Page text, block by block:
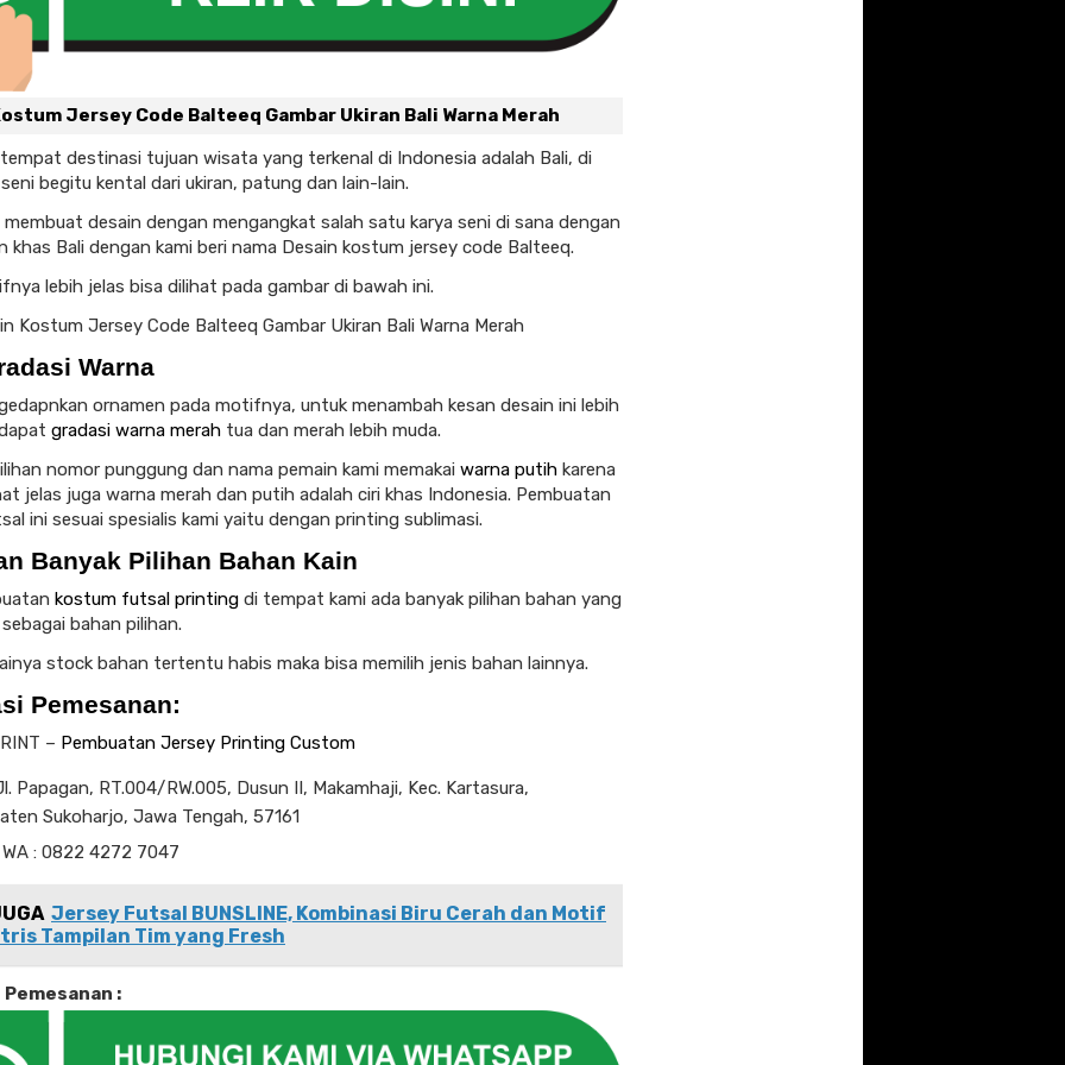
Jersey Code Balteeq Gambar Ukiran Bali Warna Merah
destinasi tujuan wisata yang terkenal di Indonesia adalah Bali, di
begitu kental dari ukiran, patung dan lain-lain.
membuat desain dengan mengangkat salah satu karya seni di sana dengan
khas Bali dengan kami beri nama Desain kostum jersey code Balteeq.
lebih jelas bisa dilihat pada gambar di bawah ini.
Warna
ornamen pada motifnya, untuk menambah kesan desain ini lebih
gradasi warna merah tua dan merah lebih muda.
nomor punggung dan nama pemain kami memakai warna putih karena
jelas juga warna merah dan putih adalah ciri khas Indonesia. Pembuatan
ini sesuai spesialis kami yaitu dengan printing sublimasi.
Banyak Pilihan Bahan Kain
kostum futsal printing di tempat kami ada banyak pilihan bahan yang
bahan pilihan.
stock bahan tertentu habis maka bisa memilih jenis bahan lainnya.
Pemesanan:
– Pembuatan Jersey Printing Custom
Papagan, RT.004/RW.005, Dusun II, Makamhaji, Kec. Kartasura,
Sukoharjo, Jawa Tengah, 57161
: 0822 4272 7047
Jersey Futsal BUNSLINE, Kombinasi Biru Cerah dan Motif
Tampilan Tim yang Fresh
: